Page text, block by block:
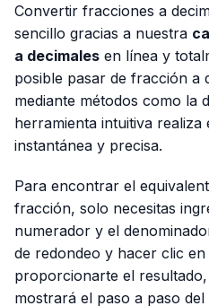
Convertir fracciones a
sencillo gracias a nuestra
a decimales en línea y
posible pasar de fracción a
mediante métodos como la
herramienta intuitiva
instantánea y precisa.
Para encontrar el
fracción, solo necesitas
numerador y el
de redondeo y hacer clic
proporcionarte el
mostrará el paso a paso